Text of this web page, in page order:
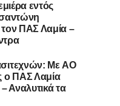
εντός
ΠΑΣ Λαμία –
Με AO
ο ΠΑΣ Λαμία
Αναλυτικά τα